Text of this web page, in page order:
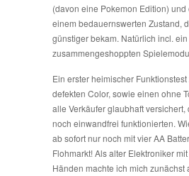
(davon eine Pokemon Edition)
einem bedauernswerten Zustand,
günstiger bekam. Natürlich incl.
zusammengeshoppten
Ein erster heimischer
defekten Color, sowie einen ohne
alle Verkäufer glaubhaft versichert,
noch einwandfrei funktionierten.
ab sofort nur noch mit vier AA
Flohmarkt! Als alter Elektroniker
Händen machte ich mich zunächst